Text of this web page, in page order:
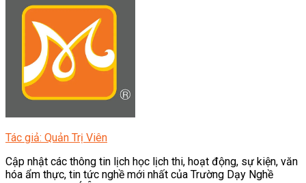
Tác giả: Quản Trị Viên
Cập nhật các thông tin lịch học lịch thi, hoạt động, sự kiện, văn
hóa ẩm thực, tin tức nghề mới nhất của Trường Dạy Nghề